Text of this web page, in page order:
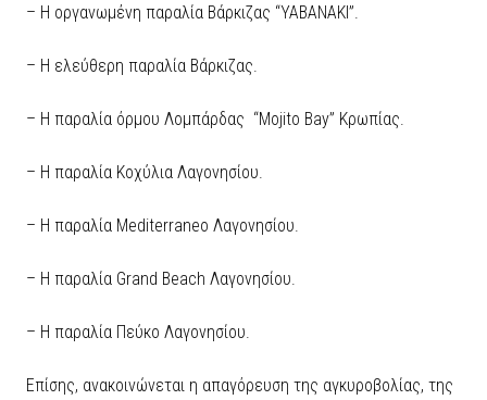
– Η οργανωμένη παραλία Βάρκιζας “YABANAKI”.
– Η ελεύθερη παραλία Βάρκιζας.
– Η παραλία όρμου Λομπάρδας “Mojito Bay” Κρωπίας.
– Η παραλία Κοχύλια Λαγονησίου.
– Η παραλία Mediterraneo Λαγονησίου.
– Η παραλία Grand Beach Λαγονησίου.
– Η παραλία Πεύκο Λαγονησίου.
Επίσης, ανακοινώνεται η απαγόρευση της αγκυροβολίας, της